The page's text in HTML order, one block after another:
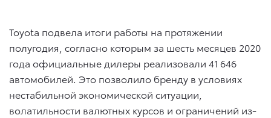
Toyota подвела итоги работы на протяжении
полугодия, согласно которым за шесть месяцев 2020
года официальные дилеры реализовали 41 646
автомобилей. Это позволило бренду в условиях
нестабильной экономической ситуации,
волатильности валютных курсов и ограничений из-